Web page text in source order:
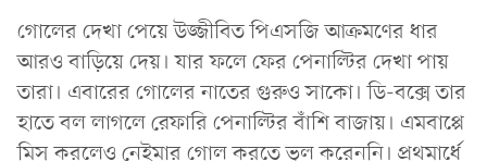
গোলের দেখা পেয়ে উজ্জীবিত পিএসজি আক্রমণের ধার
আরও বাড়িয়ে দেয়। যার ফলে ফের পেনাল্টির দেখা পায়
তারা। এবারের গোলের নাতের গুরুও সাকো। ডি-বক্সে তার
হাতে বল লাগলে রেফারি পেনাল্টির বাঁশি বাজায়। এমবাপ্পে
মিস করলেও নেইমার গোল করতে ভুল করেননি। প্রথমার্ধে